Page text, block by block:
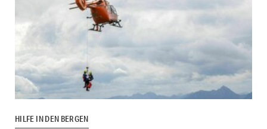
HILFE IN DEN BERGEN